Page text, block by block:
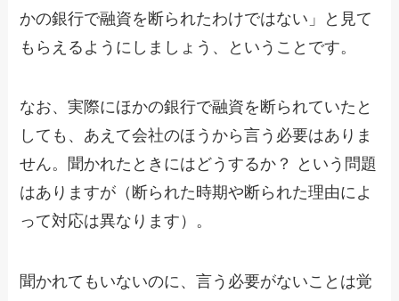
かの銀行で融資を断られたわけではない」と見て
もらえるようにしましょう、ということです。
なお、実際にほかの銀行で融資を断られていたと
しても、あえて会社のほうから言う必要はありま
せん。聞かれたときにはどうするか？ という問題
はありますが（断られた時期や断られた理由によ
って対応は異なります）。
聞かれてもいないのに、言う必要がないことは覚